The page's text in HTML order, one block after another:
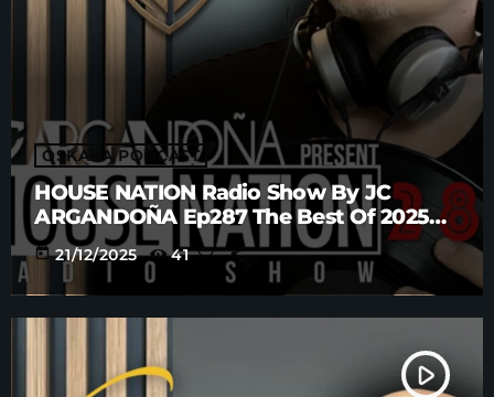
OSKANA PODCAST
HOUSE NATION Radio Show By JC
ARGANDOÑA Ep287 The Best Of 2025
Anniversary Part. 4
today 21/12/2025 41
play_arrow